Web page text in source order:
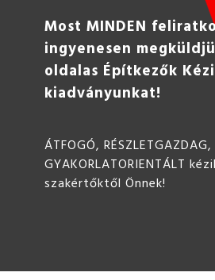
Most MINDEN
ingyenesen
oldalas Építkezők
kiadványunkat!
ÁTFOGÓ, RÉSZLETGAZDAG,
GYAKORLATORIENTÁLT
szakértőktől Önnek!